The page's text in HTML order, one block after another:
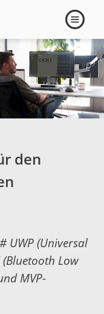
öffnen
den
UWP (Universal
(Bluetooth Low
MVP-